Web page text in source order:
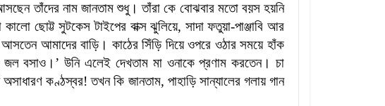
তাঁদের নাম জানতাম শুধু। তাঁরা কে বোঝবার মতো বয়স হয়নি
ছোট্ট সুটকেস টাইপের বাক্স ঝুলিয়ে, সাদা ফতুয়া-পাঞ্জাবি আর
আমাদের বাড়ি। কাঠের সিঁড়ি দিয়ে ওপরে ওঠার সময়ে হাঁক
জল বসাও।’ উনি এলেই দেখতাম মা ওনাকে প্রণাম করতেন। চা
কণ্ঠস্বর! তখন কি জানতাম, পাহাড়ি সান্যালের গলায় গান